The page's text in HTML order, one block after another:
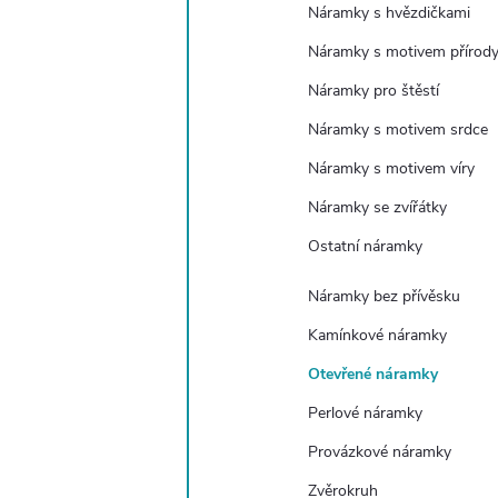
Náramky s hvězdičkami
Náramky s motivem přírody
Náramky pro štěstí
Náramky s motivem srdce
Náramky s motivem víry
Náramky se zvířátky
Ostatní náramky
Náramky bez přívěsku
Kamínkové náramky
Otevřené náramky
Perlové náramky
Provázkové náramky
Zvěrokruh